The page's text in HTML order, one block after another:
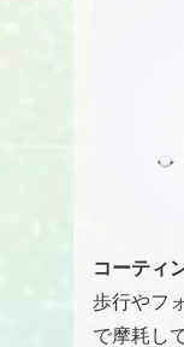
コーティ
歩行やフ
で摩耗し